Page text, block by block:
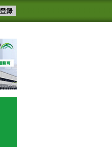
スメール配信を登録す